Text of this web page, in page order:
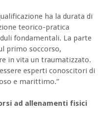
ha la durata di
teorico-pratica
fondamentali. La parte
primo soccorso,
in vita un traumatizzato.
esperti conoscitori di
e marittimo.”
ad allenamenti fisici